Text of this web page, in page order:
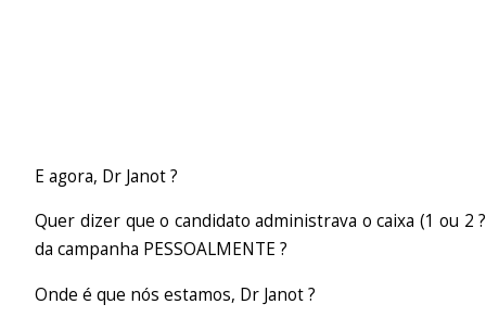
E agora, Dr Janot ?
Quer dizer que o candidato administrava o caixa (1 ou 2
da campanha PESSOALMENTE ?
Onde é que nós estamos, Dr Janot ?